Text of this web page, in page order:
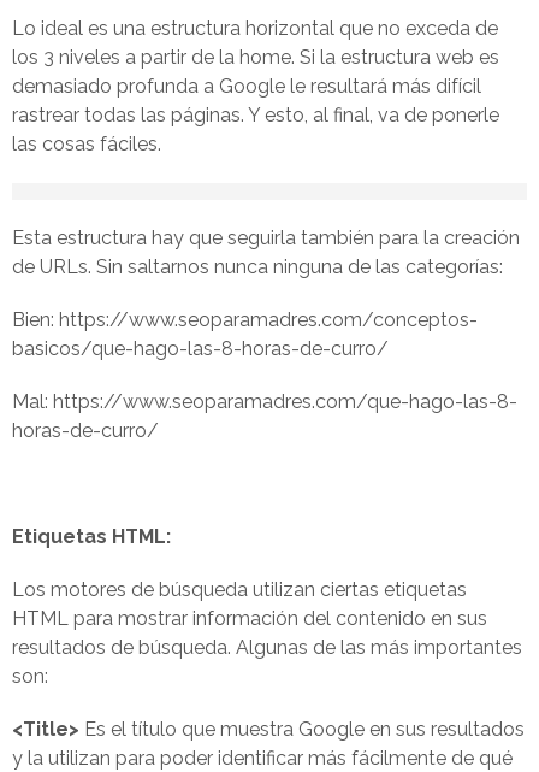
Lo ideal es una estructura horizontal que no exceda de
los 3 niveles a partir de la home. Si la estructura web es
demasiado profunda a Google le resultará más difícil
rastrear todas las páginas. Y esto, al final, va de ponerle
las cosas fáciles.
Esta estructura hay que seguirla también para la creación
de URLs. Sin saltarnos nunca ninguna de las categorías:
Bien: https://www.seoparamadres.com/conceptos-
basicos/que-hago-las-8-horas-de-curro/
Mal: https://www.seoparamadres.com/que-hago-las-8-
horas-de-curro/
Etiquetas HTML:
Los motores de búsqueda utilizan ciertas etiquetas
HTML para mostrar información del contenido en sus
resultados de búsqueda. Algunas de las más importantes
son:
<Title> Es el título que muestra Google en sus resultados
y la utilizan para poder identificar más fácilmente de qué